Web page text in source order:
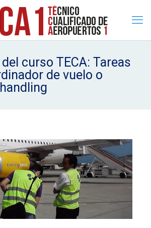
curso TECA: Tareas
de vuelo o